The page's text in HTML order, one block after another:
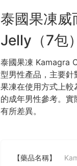
泰國果凍
Jelly（7包）
泰國果凍 Kamagra
型男性產品，主要
果凍在使用方式上
的成年男性參考。
有所差異。
【藥品名稱】